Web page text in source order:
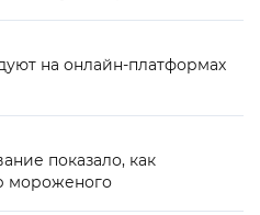
на онлайн-платформах
показало, как
мороженого